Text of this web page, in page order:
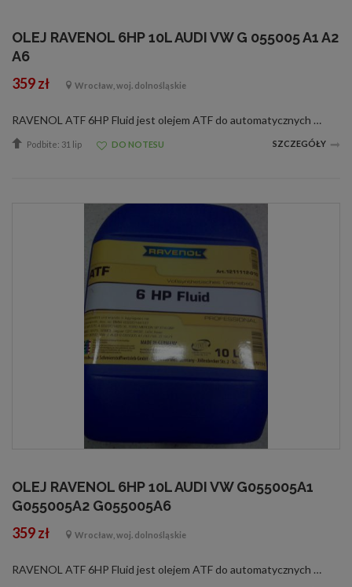
OLEJ RAVENOL 6HP 10L AUDI VW G 055005 A1 A2
A6
359 zł Wrocław, woj. dolnośląskie
RAVENOL ATF 6HP Fluid jest olejem ATF do automatycznych skrzyń biegów wyprodukowanym na bazie olejów hydrokrakowanych oraz PAO ze specjalnymi dodatkami oraz inhibitorami zapewniającymi idealne działanie skrzyń automatycznych.RAVENOL ATF 6HP Fluid jest ...
Podbite: 31 lip DO NOTESU SZCZEGÓŁY
OLEJ RAVENOL 6HP 10L AUDI VW G055005A1
G055005A2 G055005A6
359 zł Wrocław, woj. dolnośląskie
RAVENOL ATF 6HP Fluid jest olejem ATF do automatycznych skrzyń biegów wyprodukowanym na bazie olejów hydrokrakowanych oraz PAO ze specjalnymi dodatkami oraz inhibitorami zapewniającymi idealne działanie skrzyń automatycznych.RAVENOL ATF 6HP Fluid jest ...